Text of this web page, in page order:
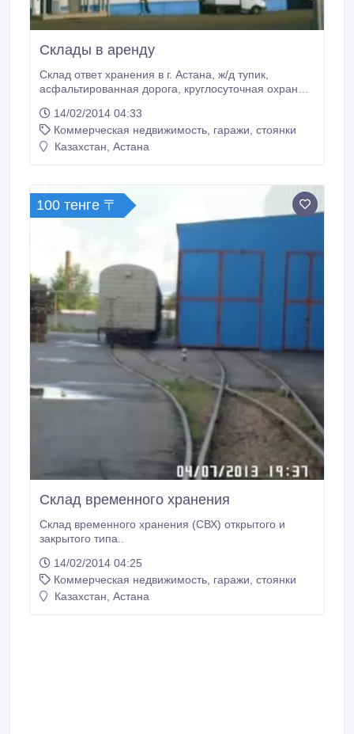
Склады в аренду
Склад ответ хранения в г. Астана, ж/д тупик,
асфальтированная дорога, круглосуточная охрана,
14/02/2014 04:33
Коммерческая недвижимость, гаражи, стоянки
Казахстан, Астана
100 тенге 〒
Склад временного хранения
Склад временного хранения (СВХ) открытого и
закрытого типа..
14/02/2014 04:25
Коммерческая недвижимость, гаражи, стоянки
Казахстан, Астана